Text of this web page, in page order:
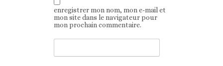
enregistrer mon nom, mon e-mail et
mon site dans le navigateur pour
mon prochain commentaire.